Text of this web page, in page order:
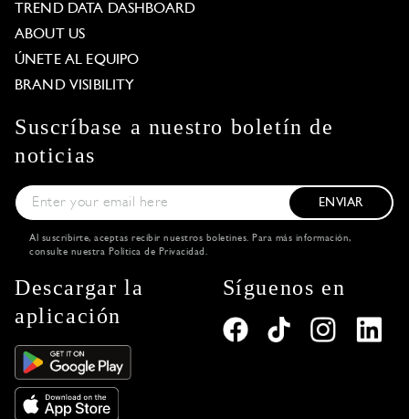
TREND DATA DASHBOARD
ABOUT US
ÚNETE AL EQUIPO
BRAND VISIBILITY
Suscríbase a nuestro boletín de
noticias
ENVIAR
Al suscribirte, aceptas recibir nuestros boletines. Para más información,
consulte nuestra Política de Privacidad .
Descargar la
aplicación
Síguenos en